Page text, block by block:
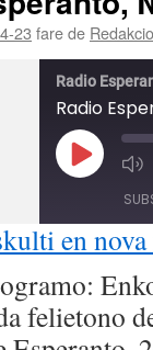
23 fare de Redakcio
Radio
Radio
Play
Episode
en nova
felietono